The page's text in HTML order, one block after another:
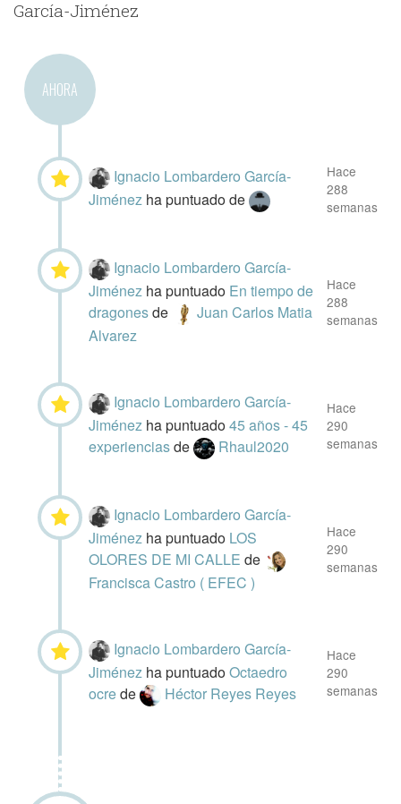
García-Jiménez
AHORA
Ignacio Lombardero García-
Jiménez ha puntuadode
Hace
288
semanas
Ignacio Lombardero García-
Jiménez ha puntuado En tiempo de
dragonesde
Juan Carlos Matia
Alvarez
Hace
288
semanas
Ignacio Lombardero García-
Jiménez ha puntuado45 años - 45
experienciasde Rhaul2020
Hace
290
semanas
Ignacio Lombardero García-
Jiménez ha puntuado LOS
OLORES DE MI CALLEde
Francisca Castro ( EFEC )
Hace
290
semanas
Ignacio Lombardero García-
Jiménez ha puntuadoOctaedro
ocrede Héctor Reyes Reyes
Hace
290
semanas